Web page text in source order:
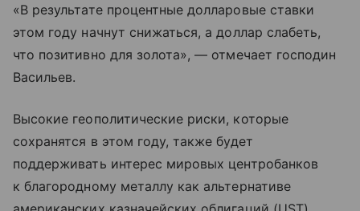
«В результате процентные долларовые ставки
этом году начнут снижаться, а доллар слабеть,
что позитивно для золота», — отмечает господин
Васильев.
Высокие геополитические риски, которые
сохранятся в этом году, также будет
поддерживать интерес мировых центробанков
к благородному металлу как альтернативе